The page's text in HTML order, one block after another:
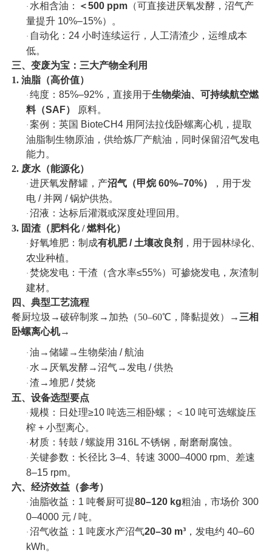
· 水相含油： ＜500 ppm（可直接进厌氧发酵，沼气产
量提升10%–15%）。
· 自动化： 24 小时连续运行，人工清渣少，运维成本
低。
三、变废为宝：三大产物全利用
1. 油脂（高价值）
· 纯度： 85%–92%，直接用于生物柴油、可持续航空燃
料（SAF） 原料。
· 案例：英国 BioteCH4 用阿法拉伐卧螺离心机，提取
油脂制生物原油，供给炼厂产航油，同时保留沼气发电
能力。
2. 废水（能源化）
· 进厌氧发酵罐，产沼气（甲烷60%–70%）
，用于发
电/ 并网 / 锅炉供热。
· 沼液：达标后灌溉或深度处理回用。
3. 固渣（肥料化 / 燃料化）
· 好氧堆肥：制成有机肥/ 土壤改良剂 ，用于园林绿化、
农业种植。
· 焚烧发电：干渣（含水率≤55%）可掺烧发电，灰渣制
建材。
四、典型工艺流程
餐厨垃圾 →破碎制浆→加热（50–60℃，降黏提效）→ 三相
卧螺离心机→
· 油 →储罐→生物柴油 / 航油
· 水 →厌氧发酵→沼气→发电 / 供热
· 渣 →堆肥 / 焚烧
五、设备选型要点
· 规模：日处理≥10 吨选三相卧螺；＜10 吨可选螺旋压
榨 + 小型离心。
· 材质：转鼓/ 螺旋用 316L 不锈钢，耐磨耐腐蚀。
· 关键参数：长径比 3–4、转速 3000–4000 rpm、差速
8–15 rpm。
六、经济效益（参考）
· 油脂收益： 1 吨餐厨可提80–120 kg粗油，市场价 300
0–4000 元 / 吨。
· 沼气收益： 1 吨废水产沼气20–30 m³，发电约 40–60
kWh。